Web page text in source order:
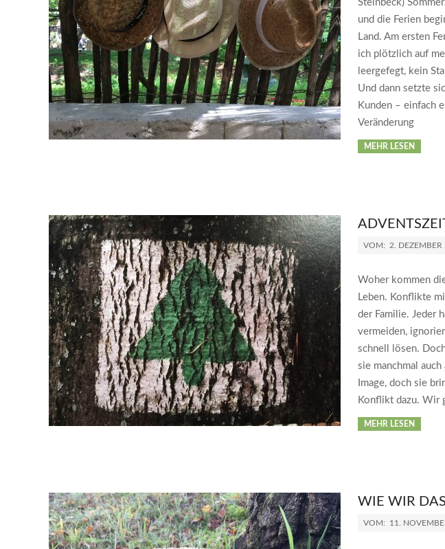
Steinbeck)
und die Ferien
Land. Am ersten
ich plötzlich auf
leergefegt, kein
Und dann setzte
Kunden – einfach
Veränderung
MEHR LESEN
2017-
12-
02
VOM: 2. DEZEMBER
Woher kommen
Leben. Konflikte
der Familie. Jeder
vermeiden,
schnell lösen.
sie manchmal
Image, doch sie
Konflikt dazu. Wir
MEHR LESEN
WIE WIR
2017-
11-
VOM: 11.